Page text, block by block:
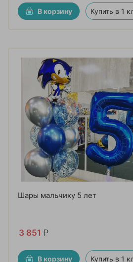
В корзину Купить в 1
Шары мальчику 5 лет
3 851 ₽
В корзину Купить в 1